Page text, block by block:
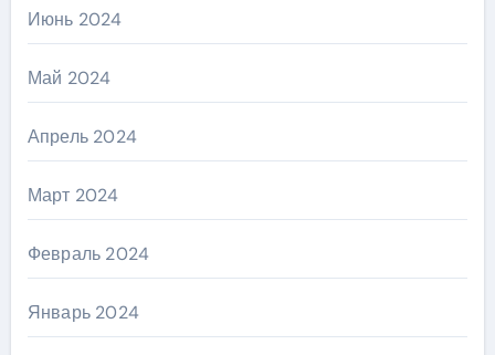
Июнь 2024
Май 2024
Апрель 2024
Март 2024
Февраль 2024
Январь 2024